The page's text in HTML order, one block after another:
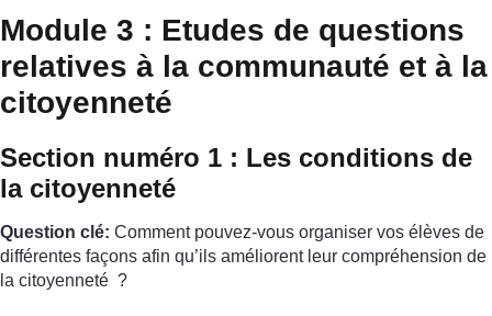
Module 3 : Etudes de questions
relatives à la communauté et à la
citoyenneté
Section numéro 1 : Les conditions de
la citoyenneté
Question clé: Comment pouvez-vous organiser vos élèves de
différentes façons afin qu’ils améliorent leur compréhension de
la citoyenneté ?